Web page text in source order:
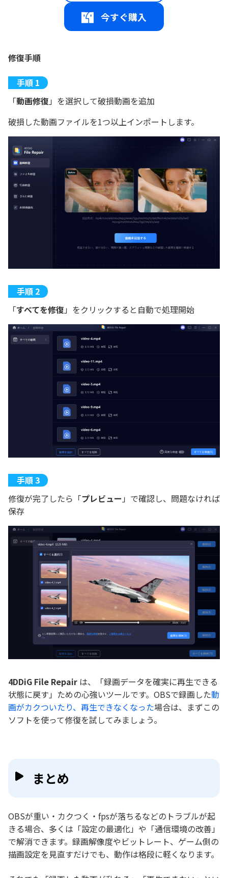
今すぐ購入
修復手順
「動画修復 」を選択して破損動画を追加
破損した動画ファイルを1つ以上インポートします。
「すべてを修復 」をクリックすると自動で処理開始
修復が完了したら「プレビュー 」で確認し、問題なければ
保存
4DDiG File Repair は、「録画データを確実に再生できる
状態に戻す」ための心強いツールです。OBSで録画した動
画がカクついたり、再生できなくなった場合は、まずこの
ソフトを使って修復を試してみましょう。
まとめ
OBSが重い・カクつく・fpsが落ちるなどのトラブルが起
きる場合、多くは「設定の最適化」や「通信環境の改善」
で解消できます。録画解像度やビットレート、ゲーム側の
描画設定を見直すだけでも、動作は格段に軽くなります。